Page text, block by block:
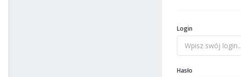
Login
Hasło